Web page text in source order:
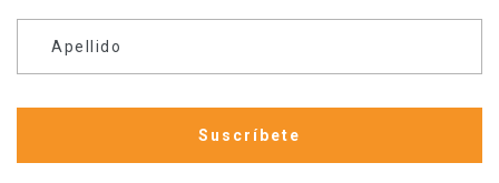
Apellido